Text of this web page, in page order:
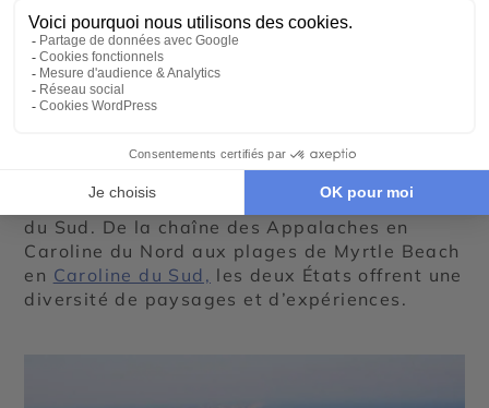
premier vol en avion dans le monde. Au fil de
votre voyage en Caroline du Nord, savourez
la cuisine typique du Sud des
particulier le barbecue, et goûtez aux vins et
Ne manquez pas de vous rendre en Caroline
du Sud. De la chaîne des Appalaches en
Caroline du Nord aux plages de Myrtle Beach
en Caroline du Sud, les deux États offrent une
diversité de paysages et d’expériences.